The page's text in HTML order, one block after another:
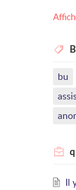
bu
Il